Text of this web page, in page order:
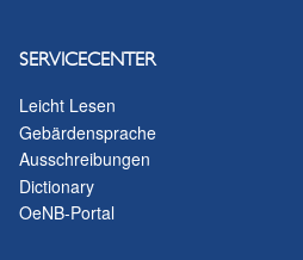
SERVICECENTER
Leicht Lesen
Gebärdensprache
Ausschreibungen
Dictionary
OeNB-Portal